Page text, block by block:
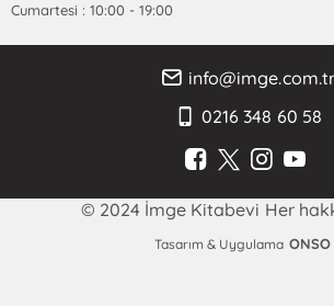
Cumartesi : 10:00 - 19:00
info@imge.com.tr
0216 348 60 58
© 2024 İmge Kitabevi Her
Tasarım & Uygulama ONSO